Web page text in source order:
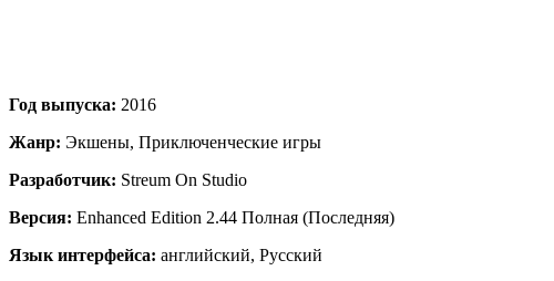
Год выпуска: 2016
Жанр: Экшены, Приключенческие игры
Разработчик: Streum On Studio
Версия: Enhanced Edition 2.44 Полная (Последняя)
Язык интерфейса: английский, Русский